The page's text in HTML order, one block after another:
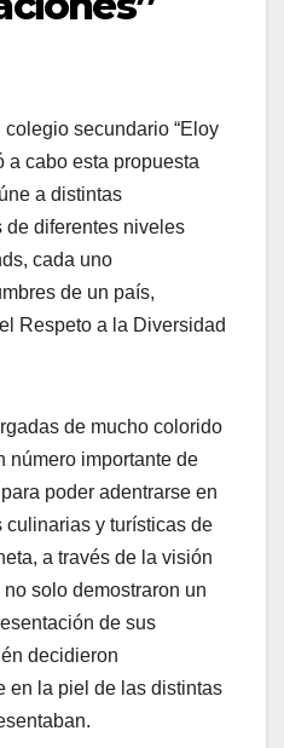
secundario “Eloy
a cabo esta propuesta
a distintas
de diferentes niveles
cada uno
de un país,
Respeto a la Diversidad
de mucho colorido
número importante de
poder adentrarse en
culinarias y turísticas de
a través de la visión
solo demostraron un
de sus
decidieron
en la piel de las distintas